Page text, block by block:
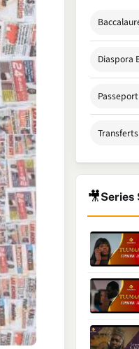
Diaspora
🎥Series